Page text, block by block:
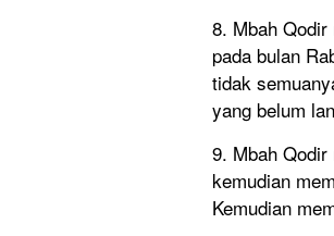
8. Mbah
pada bulan
tidak
yang belum
9. Mbah
kemudian
Kemudian